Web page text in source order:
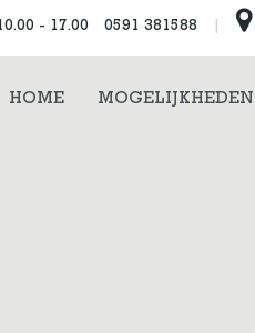
- 17.00 0591 381588
HOME MOGELIJKHEDEN